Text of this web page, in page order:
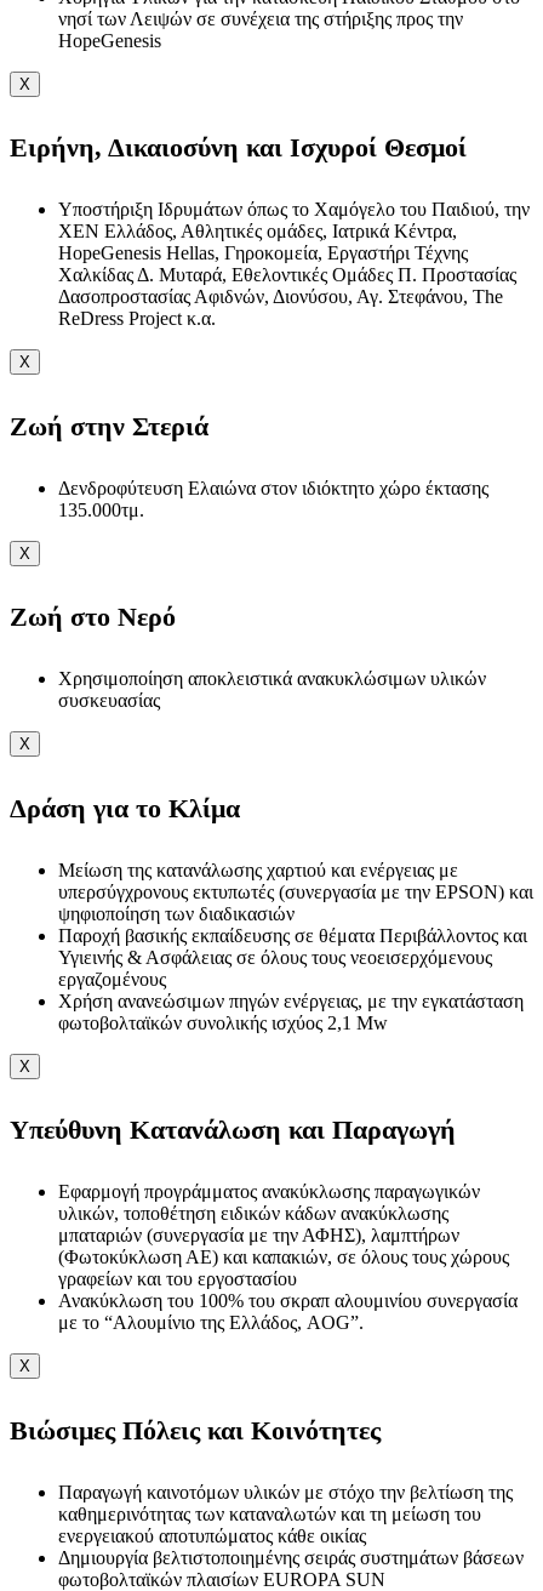
νησί των Λειψών σε συνέχεια της στήριξης προς την
HopeGenesis
X
Ειρήνη, Δικαιοσύνη και Ισχυροί Θεσμοί
Υποστήριξη Ιδρυμάτων όπως το Χαμόγελο του Παιδιού, την
ΧΕΝ Ελλάδος, Αθλητικές ομάδες, Ιατρικά Κέντρα,
HopeGenesis Hellas, Γηροκομεία, Εργαστήρι Τέχνης
Χαλκίδας Δ. Μυταρά, Εθελοντικές Ομάδες Π. Προστασίας
Δασοπροστασίας Αφιδνών, Διονύσου, Αγ. Στεφάνου, The
ReDress Project κ.α.
X
Ζωή στην Στεριά
Δενδροφύτευση Ελαιώνα στον ιδιόκτητο χώρο έκτασης
135.000τμ.
X
Ζωή στο Νερό
Χρησιμοποίηση αποκλειστικά ανακυκλώσιμων υλικών
συσκευασίας
X
Δράση για το Κλίμα
Μείωση της κατανάλωσης χαρτιού και ενέργειας με
υπερσύγχρονους εκτυπωτές (συνεργασία με την EPSON) και
ψηφιοποίηση των διαδικασιών
Παροχή βασικής εκπαίδευσης σε θέματα Περιβάλλοντος και
Υγιεινής & Ασφάλειας σε όλους τους νεοεισερχόμενους
εργαζομένους
Χρήση ανανεώσιμων πηγών ενέργειας, με την εγκατάσταση
φωτοβολταϊκών συνολικής ισχύος 2,1 Mw
X
Υπεύθυνη Κατανάλωση και Παραγωγή
Εφαρμογή προγράμματος ανακύκλωσης παραγωγικών
υλικών, τοποθέτηση ειδικών κάδων ανακύκλωσης
μπαταριών (συνεργασία με την ΑΦΗΣ), λαμπτήρων
(Φωτοκύκλωση ΑΕ) και καπακιών, σε όλους τους χώρους
γραφείων και του εργοστασίου
Ανακύκλωση του 100% του σκραπ αλουμινίου συνεργασία
με το “Αλουμίνιο της Ελλάδος, AOG”.
X
Βιώσιμες Πόλεις και Κοινότητες
Παραγωγή καινοτόμων υλικών με στόχο την βελτίωση της
καθημερινότητας των καταναλωτών και τη μείωση του
ενεργειακού αποτυπώματος κάθε οικίας
Δημιουργία βελτιστοποιημένης σειράς συστημάτων βάσεων
φωτοβολταϊκών πλαισίων EUROPA SUN